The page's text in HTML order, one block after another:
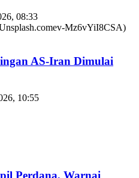
08:33
AS-Iran Dimulai
10:55
Perdana, Warnai